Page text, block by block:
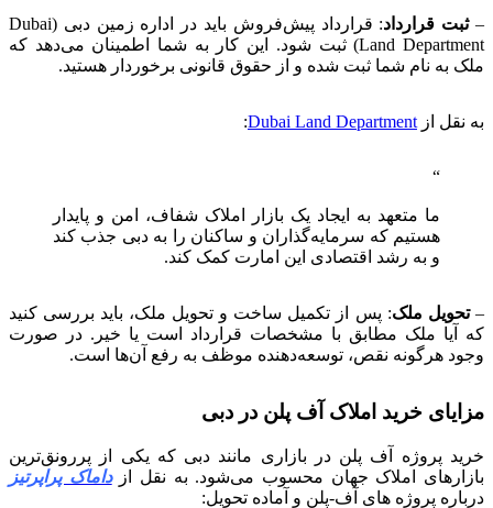
–ثبت قرارداد:
قرارداد پیش‌فروش باید در اداره زمین دبی (Dubai
Land Department) ثبت شود. این کار به شما اطمینان می‌دهد که
ملک به نام شما ثبت شده و از حقوق قانونی برخوردار هستید.
به نقل از Dubai Land Department
:
ما متعهد به ایجاد یک بازار املاک شفاف، امن و پایدار
هستیم که سرمایه‌گذاران و ساکنان را به دبی جذب کند
و به رشد اقتصادی این امارت کمک کند.
–تحویل ملک: پس از تکمیل ساخت و تحویل ملک، باید بررسی کنید
که آیا ملک مطابق با مشخصات قرارداد است یا خیر. در صورت
وجود هرگونه نقص، توسعه‌دهنده موظف به رفع آن‌ها است.
مزایای خرید املاک آف پلن در دبی
خرید پروژه آف پلن در بازاری مانند دبی که یکی از پررونق‌ترین
بازارهای املاک جهان محسوب می‌شود. به نقل ازداماک پراپرتیز
درباره پروژه های آف-پلن و آماده تحویل: